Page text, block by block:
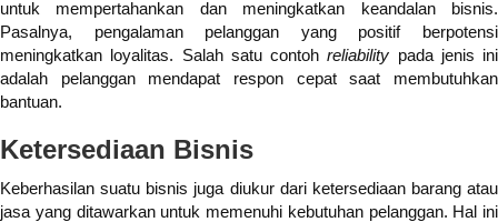
untuk mempertahankan dan meningkatkan keandalan bisnis.
Pasalnya, pengalaman pelanggan yang positif berpotensi
meningkatkan loyalitas. Salah satu contohreliability pada jenis ini
adalah pelanggan mendapat respon cepat saat membutuhkan
bantuan.
Ketersediaan Bisnis
Keberhasilan suatu bisnis juga diukur dari ketersediaan barang atau
jasa yang ditawarkan untuk memenuhi kebutuhan pelanggan. Hal ini